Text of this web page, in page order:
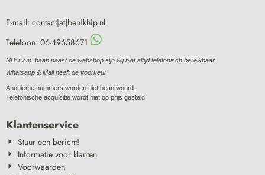
E-mail: contact[at]benikhip.nl
Telefoon: 06-49658671
NB: i.v.m. baan naast de webshop zijn wij niet altijd telefonisch bereikbaar.
Whatsapp & Mail heeft de voorkeur
Anonieme nummers worden niet beantwoord.
Telefonische acquisitie wordt niet op prijs gesteld
Klantenservice
Stuur een bericht!
Informatie voor klanten
Voorwaarden